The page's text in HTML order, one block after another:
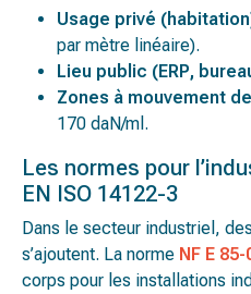
Usage privé
par mètre linéaire).
Lieu public (ERP,
Zones à mouvement
170 daN/ml.
Les normes pour
EN ISO 14122-3
Dans le secteur industriel,
s’ajoutent. La norme NF E 85-
corps pour les installations